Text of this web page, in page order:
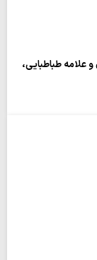
طباطبایی،